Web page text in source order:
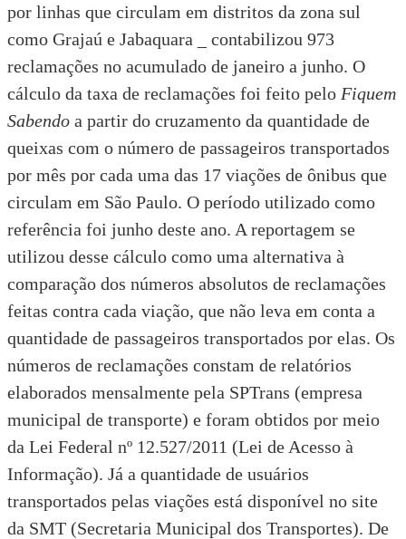
por linhas que circulam em distritos da zona sul
como Grajaú e Jabaquara _ contabilizou 973
reclamações no acumulado de janeiro a junho. O
cálculo da taxa de reclamações foi feito pelo Fiquem
Sabendo a partir do cruzamento da quantidade de
queixas com o número de passageiros transportados
por mês por cada uma das 17 viações de ônibus que
circulam em São Paulo. O período utilizado como
referência foi junho deste ano. A reportagem se
utilizou desse cálculo como uma alternativa à
comparação dos números absolutos de reclamações
feitas contra cada viação, que não leva em conta a
quantidade de passageiros transportados por elas. Os
números de reclamações constam de relatórios
elaborados mensalmente pela SPTrans (empresa
municipal de transporte) e foram obtidos por meio
da Lei Federal nº 12.527/2011 (Lei de Acesso à
Informação). Já a quantidade de usuários
transportados pelas viações está disponível no site
da SMT (Secretaria Municipal dos Transportes). De